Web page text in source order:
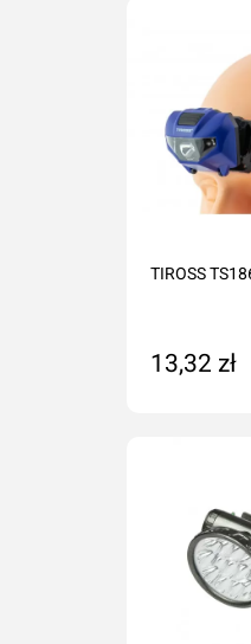
TIROSS
13,32 zł